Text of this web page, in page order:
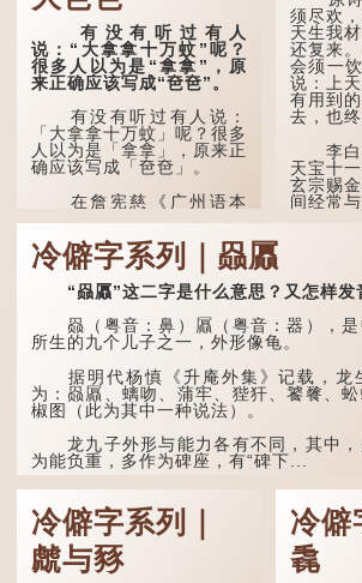
清」形容空虚无所事事。
唐代《艺文类聚》引晋
孙绰《表哀诗》：「寥寥空
堂，寂寂响户」...
有没有听过有人
说：“大拿拿十万蚊”呢？
很多人以为是“拿拿”，原
来正确应该写成“夿夿”。
有没有听过有人说：
「大拿拿十万蚊」呢？很多
人以为是「拿拿」，原来正
确应该写成「夿夿」。
在詹宪慈《广州语本
大也。俗读夿，若拿……常
语有曰『一个银钱大夿
夿』。」
「夿」形​​容大，「一个
银钱大夿夿」，就形容金钱
数量之大了。 「大夿夿十
万蚊」，就是说十万元是一
笔大数目了。...
须尽欢
天生我
还复来
会须一
说：上
有用到
去，也
李白
天宝十
玄宗赐
间经常
冷僻字系列｜赑屭
“赑屭”这二字是什么意思？又怎样发
赑（粤音：鼻）屭（粤音：器），是
所生的九个儿子之一，外形像龟。
据明代杨慎《升庵外集》记载，龙
为：赑屭、螭吻、蒲牢、狴犴、饕餮、蚣
椒图（此为其中一种说法）。
龙九子外形与能力各有不同，其中，
为能负重，多作为碑座，有“碑下...
冷僻字系列｜
虤与豩
冷僻
毳